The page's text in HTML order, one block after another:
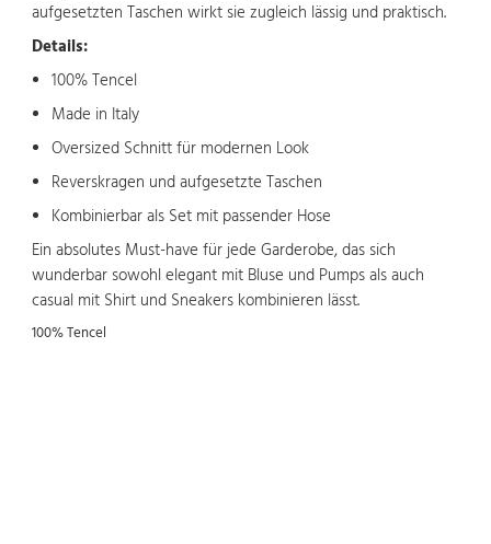
aufgesetzten Taschen wirkt sie zugleich lässig und praktisch.
Details:
100% Tencel
Made in Italy
Oversized Schnitt für modernen Look
Reverskragen und aufgesetzte Taschen
Kombinierbar als Set mit passender Hose
Ein absolutes Must-have für jede Garderobe, das sich
wunderbar sowohl elegant mit Bluse und Pumps als auch
casual mit Shirt und Sneakers kombinieren lässt.
100% Tencel